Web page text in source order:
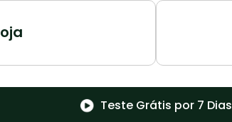
Teste Grátis por 7 Dias